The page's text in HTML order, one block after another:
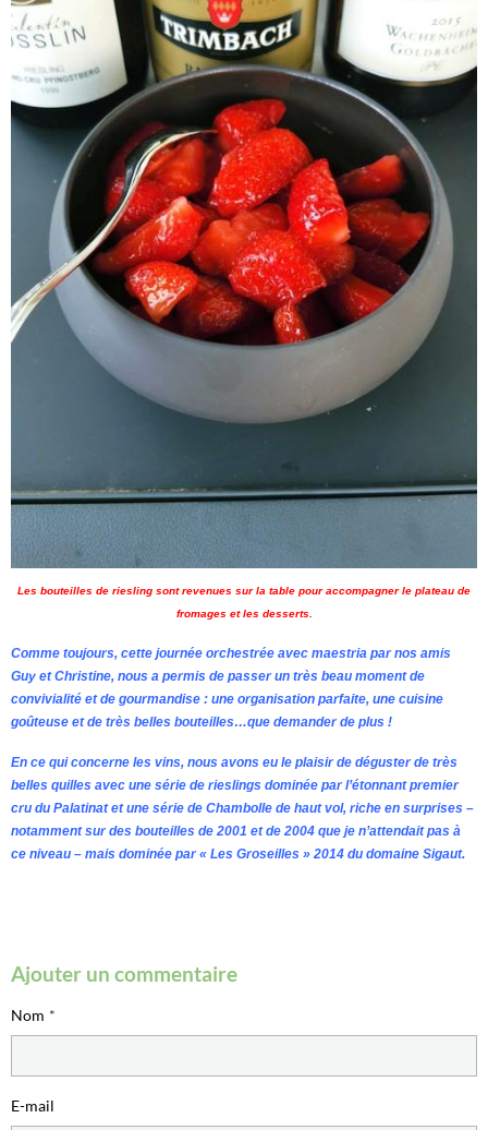
Les bouteilles de riesling sont revenues sur la table pour accompagner le plateau de
fromages et les desserts.
Comme toujours, cette journée orchestrée avec maestria par nos amis
Guy et Christine, nous a permis de passer un très beau moment de
convivialité et de gourmandise : une organisation parfaite, une cuisine
goûteuse et de très belles bouteilles…que demander de plus !
En ce qui concerne les vins, nous avons eu le plaisir de déguster de très
belles quilles avec une série de rieslings dominée par l’étonnant premier
cru du Palatinat et une série de Chambolle de haut vol, riche en surprises –
notamment sur des bouteilles de 2001 et de 2004 que je n’attendait pas à
ce niveau – mais dominée par « Les Groseilles » 2014 du domaine Sigaut.
Ajouter un commentaire
Nom
E-mail